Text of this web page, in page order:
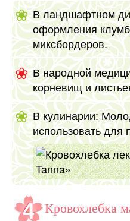
В ландшафтном
оформления
миксбордеров.
В народной
корневищ и
В кулинарии:
использовать для
Кровохлебка